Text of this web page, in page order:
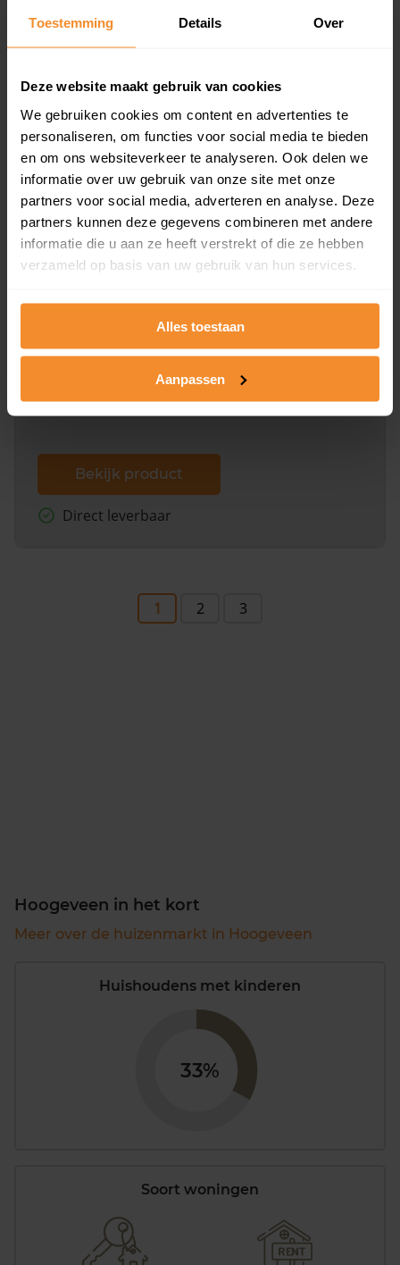
Toestemming Details Over
Deze website maakt gebruik van cookies
We gebruiken cookies om content en advertenties te
personaliseren, om functies voor social media te bieden
en om ons websiteverkeer te analyseren. Ook delen we
informatie over uw gebruik van onze site met onze
partners voor social media, adverteren en analyse. Deze
partners kunnen deze gegevens combineren met andere
informatie die u aan ze heeft verstrekt of die ze hebben
verzameld op basis van uw gebruik van hun services.
Alles toestaan
Aanpassen
Een overzicht van alle verkochte woningen (koopsom
en koopdatum) binnen een postcodegebied. Dit
Bekijk product
Direct leverbaar
Een uitgebreid overzicht van het perceel en
dit inclusief de luchtfoto!
Bekijk product
Direct leverbaar
1 2 3
Hoogeveen in het kort
Meer over de huizenmarkt in Hoogeveen
Huishoudens met kinderen
33%
Soort woningen